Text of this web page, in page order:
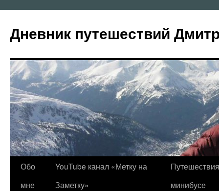
содержимому
Дневник путешествий
Обо
мне
YouTube канал «Метку на
Заметку»
минибусе